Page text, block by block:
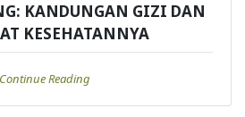
KANDUNGAN GIZI DAN
KESEHATANNYA
Continue Reading